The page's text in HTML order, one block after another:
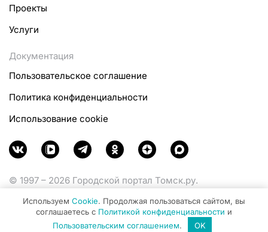
Проекты
Услуги
Документация
Пользовательское соглашение
Политика конфиденциальности
Использование cookie
© 1997 – 2026 Городской портал Томск.ру.
Министерства цифрового развития, связи и массовых
коммуникаций Российской Федерации.
Используем Cookie. Продолжая пользоваться сайтом, вы
соглашаетесь с Политикой конфиденциальности и
Пользовательским соглашением. OK